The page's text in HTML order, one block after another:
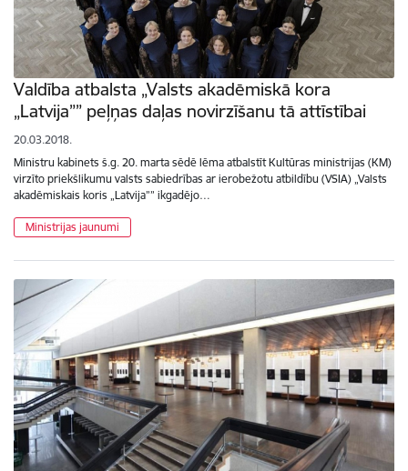
Valdība atbalsta „Valsts akadēmiskā kora
„Latvija”” peļņas daļas novirzīšanu tā attīstībai
20.03.2018.
Ministru kabinets š.g. 20. marta sēdē lēma atbalstīt Kultūras ministrijas (KM)
virzīto priekšlikumu valsts sabiedrības ar ierobežotu atbildību (VSIA) „Valsts
akadēmiskais koris „Latvija”” ikgadējo…
Ministrijas jaunumi